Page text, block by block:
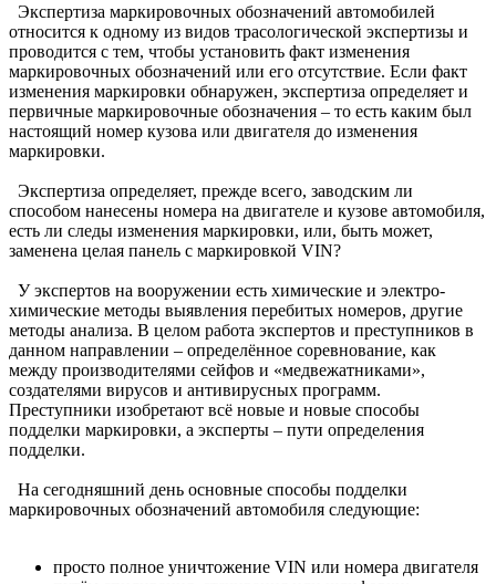
Экспертиза маркировочных обозначений автомобилей
относится к одному из видов трасологической экспертизы и
проводится с тем, чтобы установить факт изменения
маркировочных обозначений или его отсутствие. Если факт
изменения маркировки обнаружен, экспертиза определяет и
первичные маркировочные обозначения – то есть каким был
настоящий номер кузова или двигателя до изменения
маркировки.
Экспертиза определяет, прежде всего, заводским ли
способом нанесены номера на двигателе и кузове автомобиля,
есть ли следы изменения маркировки, или, быть может,
заменена целая панель с маркировкой VIN?
У экспертов на вооружении есть химические и электро-
химические методы выявления перебитых номеров, другие
методы анализа. В целом работа экспертов и преступников в
данном направлении – определённое соревнование, как
между производителями сейфов и «медвежатниками»,
создателями вирусов и антивирусных программ.
Преступники изобретают всё новые и новые способы
подделки маркировки, а эксперты – пути определения
подделки.
На сегодняшний день основные способы подделки
маркировочных обозначений автомобиля следующие:
просто полное уничтожение VIN или номера двигателя